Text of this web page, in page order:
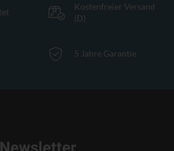
Kostenfreier Versand
(D)
5 Jahre Garantie